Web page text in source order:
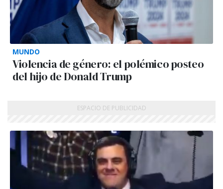
MUNDO
Violencia de género: el polémico posteo
del hijo de Donald Trump